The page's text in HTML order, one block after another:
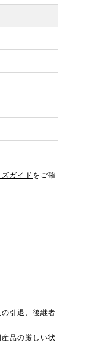
ズガイド をご確
引退、後継者
品の厳しい状